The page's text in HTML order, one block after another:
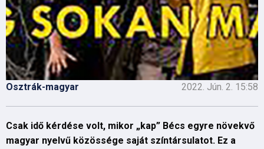
Osztrák-magyar 2022. Jún. 2. 15:58
Csak idő kérdése volt, mikor „kap” Bécs egyre növekvő
magyar nyelvű közössége saját színtársulatot. Ez a